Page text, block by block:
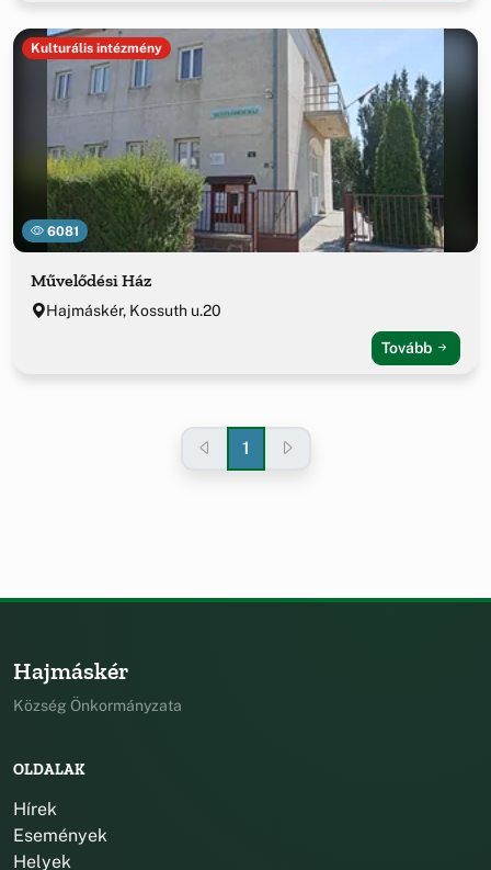
6081
Kulturális intézmény
Művelődési Ház
Hajmáskér, Kossuth u.20
Tovább
1
Hajmáskér
Község Önkormányzata
OLDALAK
Hírek
Események
Helyek